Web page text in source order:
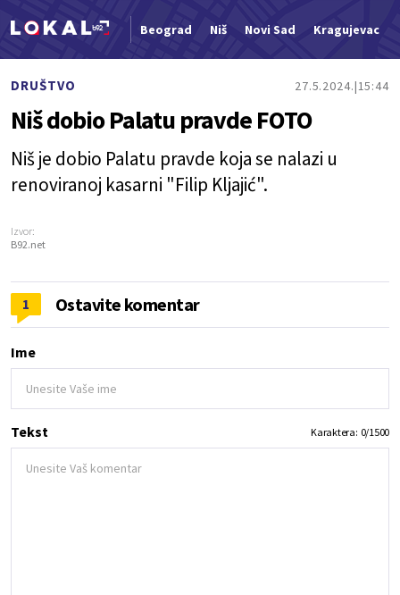
Beograd Niš Novi Sad Kragujevac
DRUŠTVO 27.5.2024. 15:44
Niš dobio Palatu pravde FOTO
Niš je dobio Palatu pravde koja se nalazi u
renoviranoj kasarni "Filip Kljajić".
Izvor:
B92.net
1 Ostavite komentar
Ime
Tekst Karaktera: 0/1500